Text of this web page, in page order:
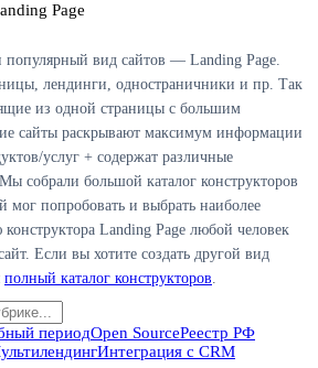
Page
популярный вид сайтов — Landing Page.
лендинги, одностраничники и пр. Так
из одной страницы с большим
сайты раскрывают максимум информации
услуг + содержат различные
собрали большой каталог конструкторов
мог попробовать и выбрать наиболее
Landing Page любой человек
Если вы хотите создать другой вид
полный каталог конструкторов.
периодOpen SourceРеестр РФ
Интеграция с CRM